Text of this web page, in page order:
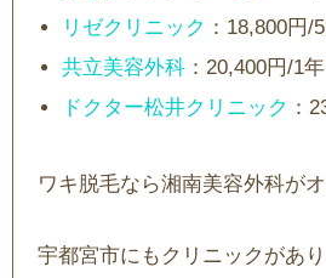
リゼクリニック ：18,800円/
共立美容外科 ：20,400円/1
ドクター松井クリニック ：
ワキ脱毛なら湘南美容外科が
宇都宮市にもクリニックがあり